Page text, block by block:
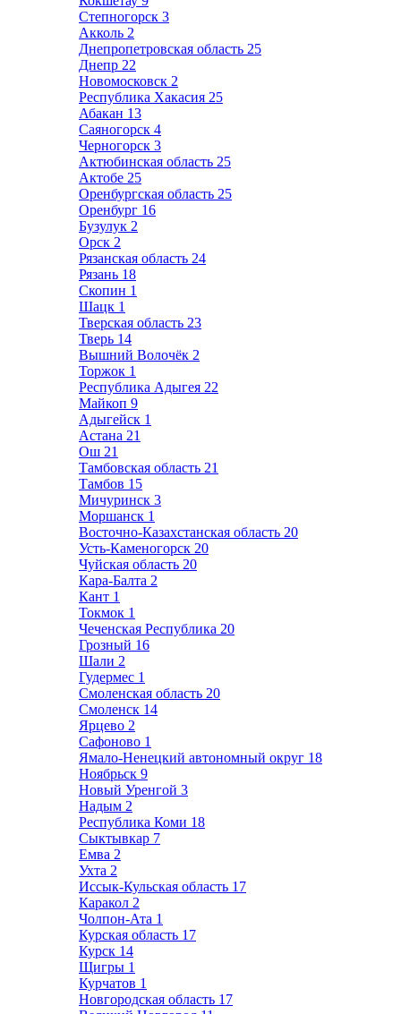
Степногорск 3
Акколь 2
Днепропетровская область 25
Днепр 22
Новомосковск 2
Республика Хакасия 25
Абакан 13
Саяногорск 4
Черногорск 3
Актюбинская область 25
Актобе 25
Оренбургская область 25
Оренбург 16
Бузулук 2
Орск 2
Рязанская область 24
Рязань 18
Скопин 1
Шацк 1
Тверская область 23
Тверь 14
Вышний Волочёк 2
Торжок 1
Республика Адыгея 22
Майкоп 9
Адыгейск 1
Астана 21
Ош 21
Тамбовская область 21
Тамбов 15
Мичуринск 3
Моршанск 1
Восточно-Казахстанская область 20
Усть-Каменогорск 20
Чуйская область 20
Кара-Балта 2
Кант 1
Токмок 1
Чеченская Республика 20
Грозный 16
Шали 2
Гудермес 1
Смоленская область 20
Смоленск 14
Ярцево 2
Сафоново 1
Ямало-Ненецкий автономный округ 18
Ноябрьск 9
Новый Уренгой 3
Надым 2
Республика Коми 18
Сыктывкар 7
Емва 2
Ухта 2
Иссык-Кульская область 17
Каракол 2
Чолпон-Ата 1
Курская область 17
Курск 14
Щигры 1
Курчатов 1
Новгородская область 17